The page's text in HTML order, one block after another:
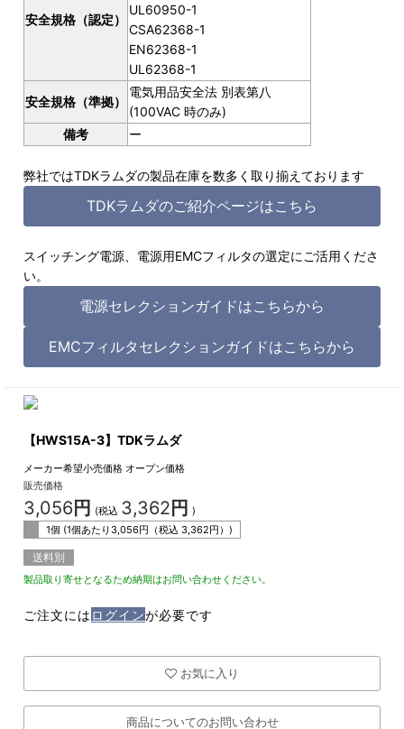
安全規格（認定）
UL60950-1
CSA62368-1
EN62368-1
UL62368-1
安全規格（準拠）
電気用品安全法 別表第八
(100VAC 時のみ)
備考
ー
弊社ではTDKラムダの製品在庫を数多く取り揃えております
TDKラムダのご紹介ページはこちら
スイッチング電源、電源用EMCフィルタの選定にご活用くださ
い。
電源セレクションガイドはこちらから
EMCフィルタセレクションガイドはこちらから
【HWS15A-3】TDKラムダ
メーカー希望小売価格 オープン価格
販売価格
3,056円 (税込 3,362 円 )
1個 (1個あたり 3,056円（税込 3,362円）)
送料別
製品取り寄せとなるため納期はお問い合わせください。
ご注文には ログインが必要です
お気に入り
商品についてのお問い合わせ